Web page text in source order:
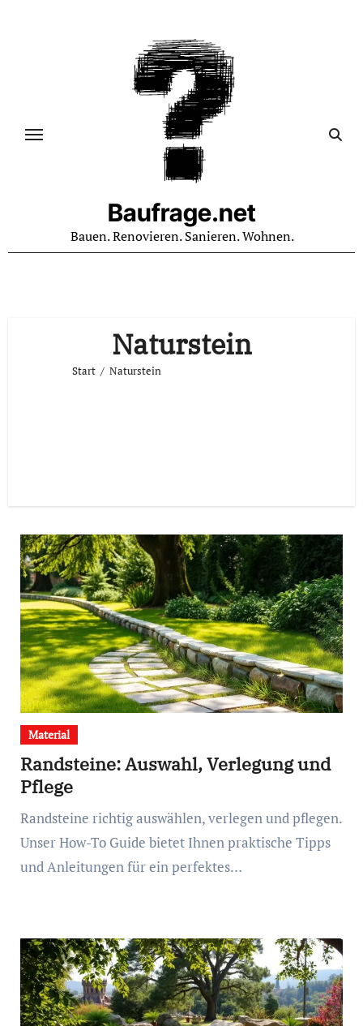
Baufrage.net
Bauen. Renovieren. Sanieren. Wohnen.
Naturstein
Start Naturstein
Material
Randsteine: Auswahl, Verlegung und
Pflege
Randsteine richtig auswählen, verlegen und pflegen.
Unser How-To Guide bietet Ihnen praktische Tipps
und Anleitungen für ein perfektes…